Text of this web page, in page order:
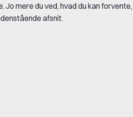
Jo mere du ved, hvad du kan
afsnit.